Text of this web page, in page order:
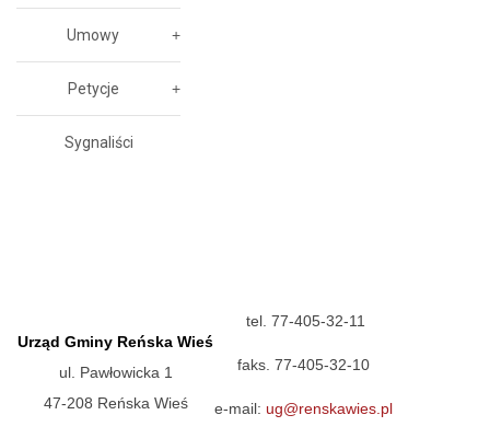
Umowy
Petycje
Sygnaliści
Urząd Gminy Reńska Wieś
ul. Pawłowicka 1
47-208 Reńska Wieś
tel. 77-405-32-11
faks. 77-405-32-10
e-mail: ug@renskawies.pl